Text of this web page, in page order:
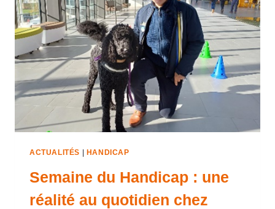
ACTUALITÉS HANDICAP
Semaine du Handicap : une
réalité au quotidien chez